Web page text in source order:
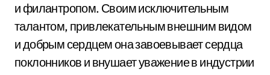
и филантропом. Своим исключительным
талантом, привлекательным внешним видом
и добрым сердцем она завоевывает сердца
поклонников и внушает уважение в индустрии